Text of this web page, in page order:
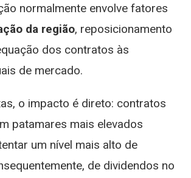
normalmente envolve fatores
da região, reposicionamento
dos contratos às
de mercado.
o impacto é direto: contratos
patamares mais elevados
um nível mais alto de
de dividendos no